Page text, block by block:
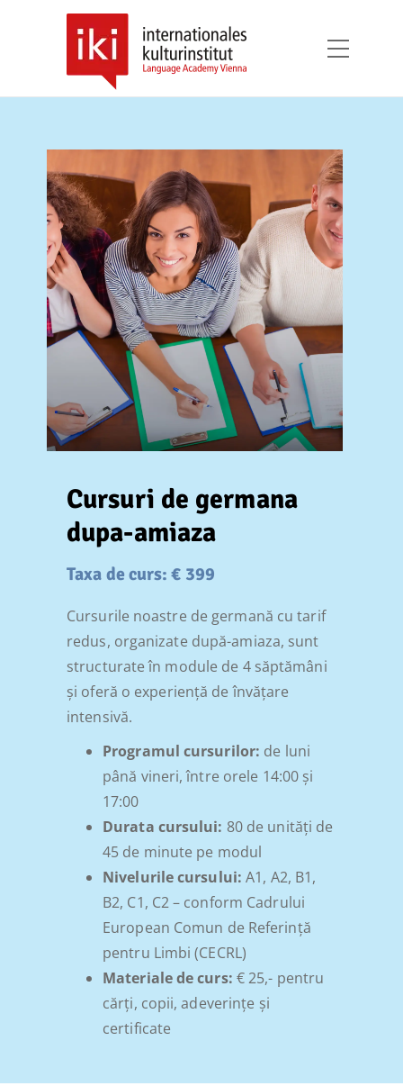
Cursuri de germana
dupa-amiaza
Taxa de curs: € 399
Cursurile noastre de germană cu tarif
redus, organizate după-amiaza, sunt
structurate în module de 4 săptămâni
și oferă o experiență de învățare
intensivă.
Programul cursurilor: de luni
până vineri, între orele 14:00 și
17:00
Durata cursului: 80 de unități de
45 de minute pe modul
Nivelurile cursului: A1, A2, B1,
B2, C1, C2 – conform Cadrului
European Comun de Referință
pentru Limbi (CECRL)
Materiale de curs: € 25,- pentru
cărți, copii, adeverințe și
certificate